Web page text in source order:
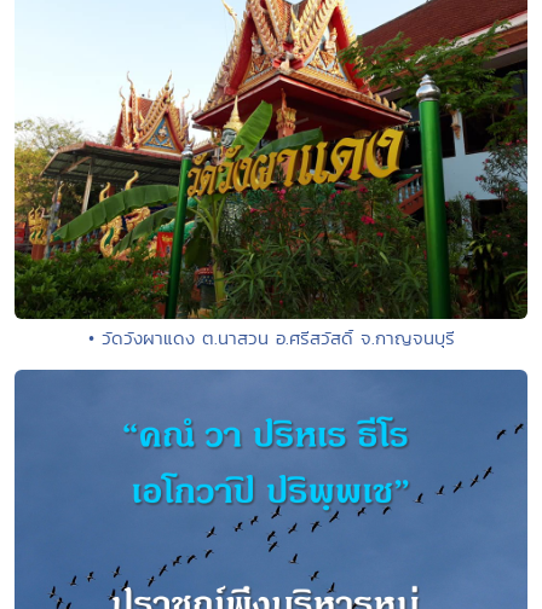
• วัดวังผาแดง ต.นาสวน อ.ศรีสวัสดิ์ จ.กาญจนบุรี